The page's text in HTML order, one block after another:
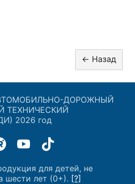
ДОРОЖНЫЙ
ТЕХНИЧЕСКИЙ
2026 год
для детей, не
шести лет (0+). [?]